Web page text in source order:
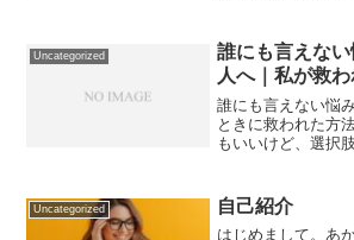
態でした。でも今
やった“最初の一歩
Uncategorized
誰にも言えな
人へ｜私が救
誰にも言えない悩
ときに救われた方
もいいけど、選択
Uncategorized 自己紹介
はじめまして。あ